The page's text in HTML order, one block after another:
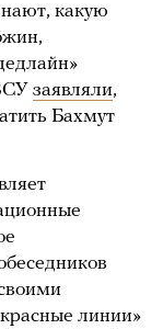
какую
заявляли,
Бахмут
линии»